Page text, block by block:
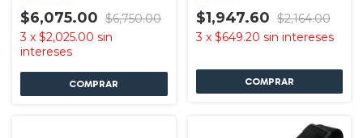
$6,075.00 $6,750.00
3 x $2,025.00 sin
intereses
$1,947.60 $2,164.00
3 x $649.20 sin intereses